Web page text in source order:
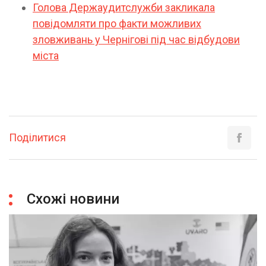
Голова Держаудитслужби закликала
повідомляти про факти можливих
зловживань у Чернігові під час відбудови
міста
Поділитися
Схожі новини